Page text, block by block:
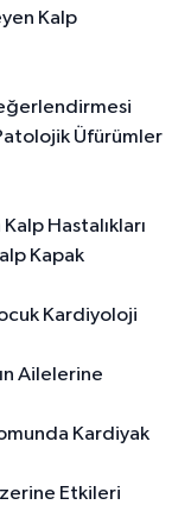
Kalp
Üfürümler
Hastalıkları
Kapak
Kardiyoloji
Ailelerine
Kardiyak
Etkileri